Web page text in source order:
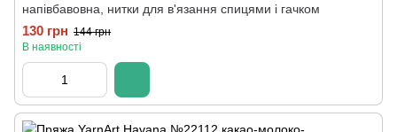
напівбавовна, нитки для в'язання спицями і гачком
130 грн 144 грн
В наявності